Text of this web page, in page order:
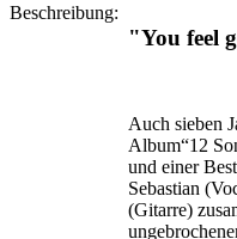
Beschreibung:
"You feel
Auch sieben
Album“12
und einer
Sebastian
(Gitarre)